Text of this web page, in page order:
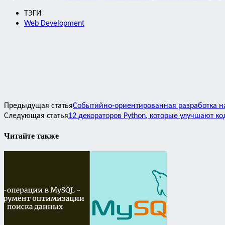
ТЭГИ
Web Development
Предыдущая статьяСобытийно-ориентированная разработка
Следующая статья12 декораторов Python, которые улучшают
Читайте также